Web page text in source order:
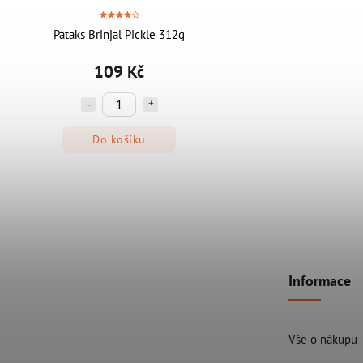
Pataks Brinjal Pickle 312g
109 Kč
Do košíku
Informace
Vše o nákupu